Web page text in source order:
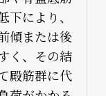
下により、
傾または後
く、その結
殿筋群に代